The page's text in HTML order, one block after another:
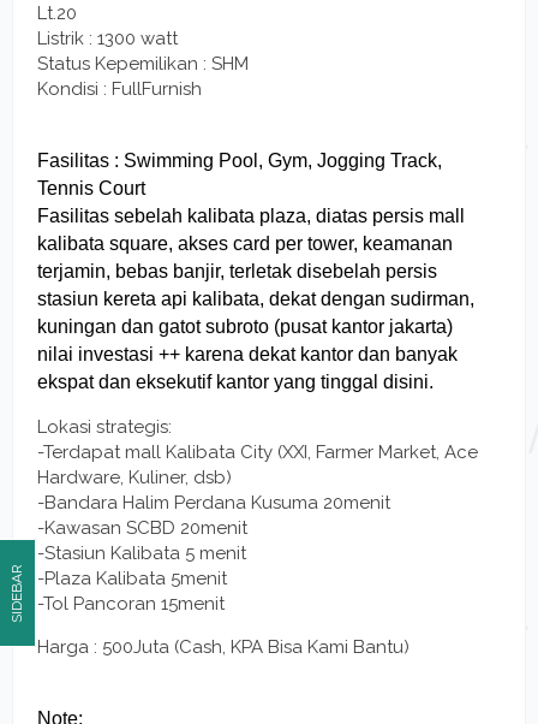
Lt.20
Listrik : 1300 watt
Status Kepemilikan : SHM
Kondisi : FullFurnish
Fasilitas : Swimming Pool, Gym, Jogging Track,
Tennis Court
Fasilitas sebelah kalibata plaza, diatas persis mall
kalibata square, akses card per tower, keamanan
terjamin, bebas banjir, terletak disebelah persis
stasiun kereta api kalibata, dekat dengan sudirman,
kuningan dan gatot subroto (pusat kantor jakarta)
nilai investasi ++ karena dekat kantor dan banyak
ekspat dan eksekutif kantor yang tinggal disini.
Lokasi strategis:
-Terdapat mall Kalibata City (XXI, Farmer Market, Ace
Hardware, Kuliner, dsb)
-Bandara Halim Perdana Kusuma 20menit
-Kawasan SCBD 20menit
-Stasiun Kalibata 5 menit
-Plaza Kalibata 5menit
-Tol Pancoran 15menit
Harga : 500Juta (Cash, KPA Bisa Kami Bantu)
Note:
SIDEBAR